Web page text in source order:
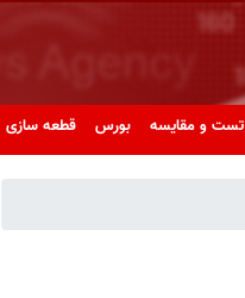
تست و مقایسه بورس قطعه سازی